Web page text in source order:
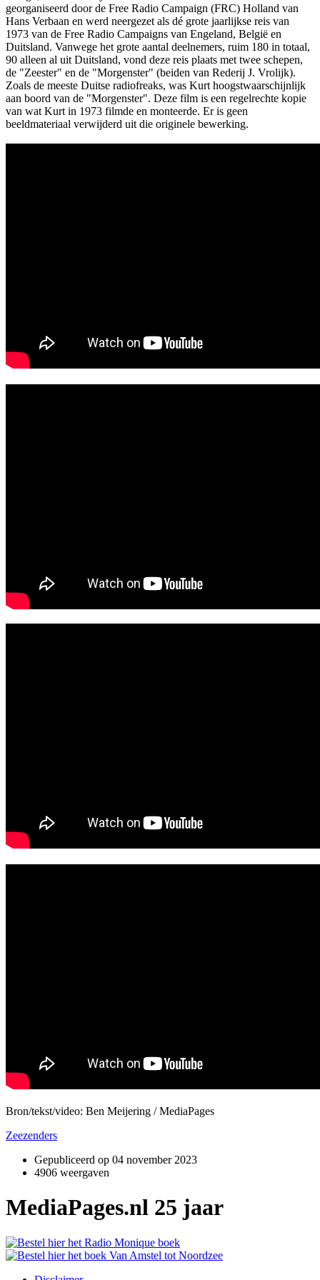
georganiseerd door de Free Radio Campaign (FRC) Holland van
Hans Verbaan en werd neergezet als dé grote jaarlijkse reis van
1973 van de Free Radio Campaigns van Engeland, België en
Duitsland. Vanwege het grote aantal deelnemers, ruim 180 in totaal,
90 alleen al uit Duitsland, vond deze reis plaats met twee schepen,
de "Zeester" en de "Morgenster" (beiden van Rederij J. Vrolijk).
Zoals de meeste Duitse radiofreaks, was Kurt hoogstwaarschijnlijk
aan boord van de "Morgenster". Deze film is een regelrechte kopie
van wat Kurt in 1973 filmde en monteerde. Er is geen
beeldmateriaal verwijderd uit die originele bewerking.
Bron/tekst/video: Ben Meijering / MediaPages
Zeezenders
Gepubliceerd op 04 november 2023
4906 weergaven
MediaPages.nl 25 jaar